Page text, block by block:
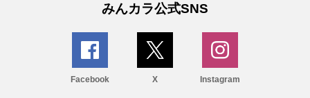
みんカラ公式SNS
Facebook X Instagram